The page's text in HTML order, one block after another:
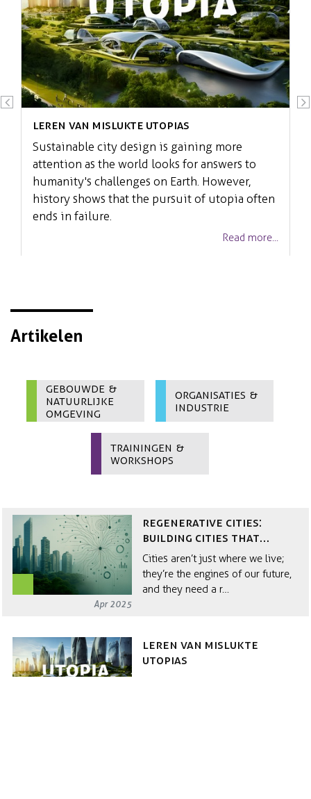
Leren van mislukte Utopias
Sustainable city design is gaining more
attention as the world looks for answers to
humanity's challenges on Earth. However,
history shows that the pursuit of utopia often
ends in failure.
Read more...
Artikelen
Gebouwde &
Natuurlijke
Omgeving
Organisaties &
Industrie
Trainingen &
Workshops
Apr 2025
Regenerative Cities:
Building Cities That
Flourish
Cities aren’t just where we live;
they’re the engines of our future,
and they need a r…
Leren van mislukte
Utopias